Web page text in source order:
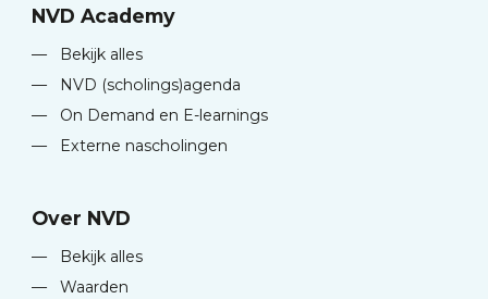
NVD Academy
—
Bekijk alles
—
NVD (scholings)agenda
—
On Demand en E-learnings
—
Externe nascholingen
Over NVD
—
Bekijk alles
—
Waarden